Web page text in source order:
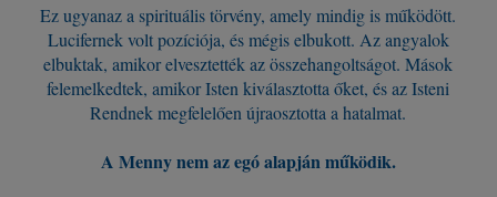
Ez ugyanaz a spirituális törvény, amely mindig is működött.
Lucifernek volt pozíciója, és mégis elbukott. Az angyalok
elbuktak, amikor elvesztették az összehangoltságot. Mások
felemelkedtek, amikor Isten kiválasztotta őket, és az Isteni
Rendnek megfelelően újraosztotta a hatalmat.
A Menny nem az egó alapján működik.